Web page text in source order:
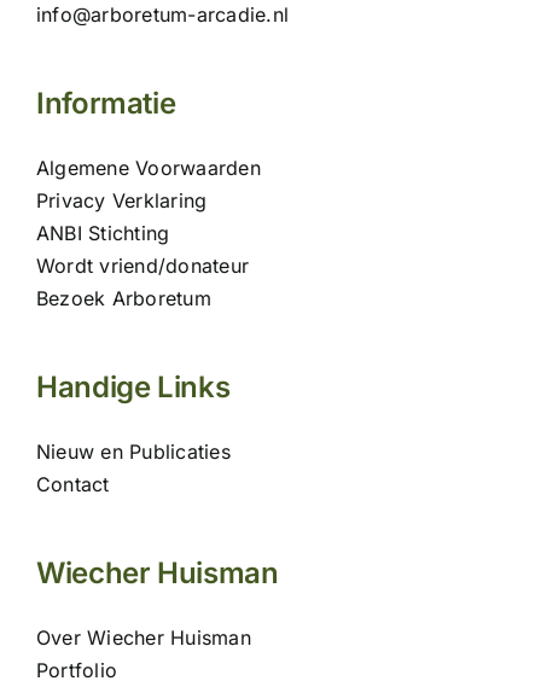
info@arboretum-arcadie.nl
Informatie
Algemene Voorwaarden
Privacy Verklaring
ANBI Stichting
Wordt vriend/donateur
Bezoek Arboretum
Handige Links
Nieuw en Publicaties
Contact
Wiecher Huisman
Over Wiecher Huisman
Portfolio